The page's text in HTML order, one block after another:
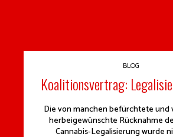
BLOG
Koalitionsvertrag:
Die von manchen befürchtete und
herbeigewünschte Rücknahme
Cannabis-Legalisierung wurde